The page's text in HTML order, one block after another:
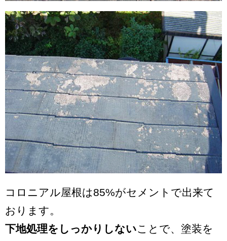
コロニアル屋根は85%がセメントで出来て
おります。
下地処理をしっかりしないことで、塗装を